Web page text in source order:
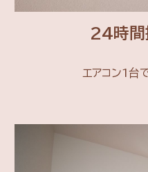
24時間
エアコン1台